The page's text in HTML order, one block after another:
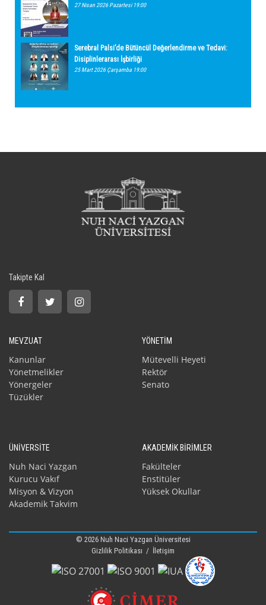
27 Nisan 2026 Pazartesi 19:00
Serebral Palsi’de Bütüncül Değerlendirme ve Tedavi:
Disiplinlerarası İşbirliği
25 Mart 2026 Çarşamba 19:00
Takipte Kal
MEVZUAT
Kanunlar
Yönetmelikler
Yönergeler
Tüzükler
YÖNETİM
Mütevelli Heyeti
Rektör
Senato
ÜNİVERSİTE
Nuh Naci Yazgan
Kurucu Vakıf
Misyon & Vizyon
Akademik Takvim
AKADEMİK BİRİMLER
Fakülteler
Enstitüler
Yüksek Okullar
© 2026 Nuh Naci Yazgan Üniversitesi
Gizlilik Politikası / İletişim